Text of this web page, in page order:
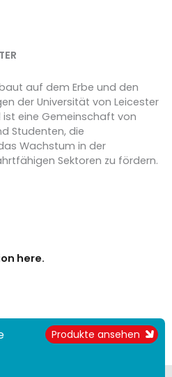
auf dem Erbe und den
der Universität von Leicester
eine Gemeinschaft von
Studenten, die
Wachstum in der
Sektoren zu fördern.
here.
Produkte ansehen